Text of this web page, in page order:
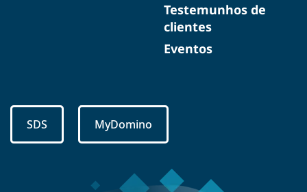
Testemunhos de
clientes
Eventos
SDS MyDomino